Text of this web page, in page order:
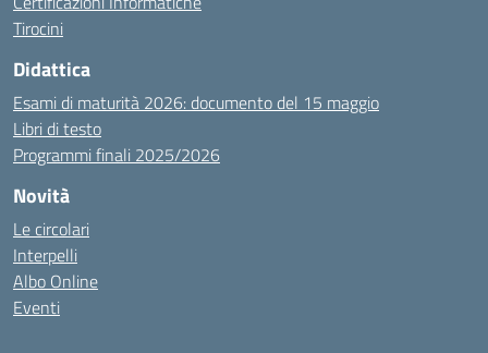
Tirocini
Didattica
Esami di maturità 2026: documento del 15 maggio
Libri di testo
Programmi finali 2025/2026
Novità
Le circolari
Interpelli
Albo Online
Eventi